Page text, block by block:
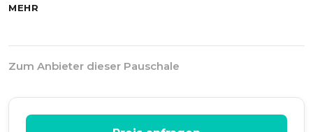
MEHR
Zum Anbieter dieser Pauschale